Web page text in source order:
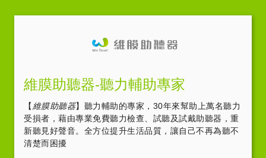
維膜助聽器-聽力輔助專家
【 維膜助聽器】聽力輔助的專家，30年來幫助上萬名聽力
受損者，藉由專業免費聽力檢查、試聽及試戴助聽器，重
新聽見好聲音。全方位提升生活品質，讓自己不再為聽不
清楚而困擾